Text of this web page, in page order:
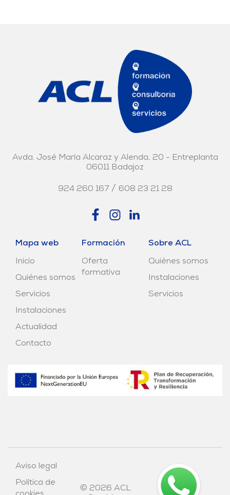
Avda. José María Alcaraz y Alenda, 20 - Entreplanta
06011 Badajoz
924 260 167 / 608 23 21 28
Mapa web
Inicio
Quiénes somos
Servicios
Instalaciones
Actualidad
Contacto
Formación
Oferta
formativa
Sobre ACL
Quiénes somos
Instalaciones
Servicios
Aviso legal
Política de
© 2026 ACL
Diseño